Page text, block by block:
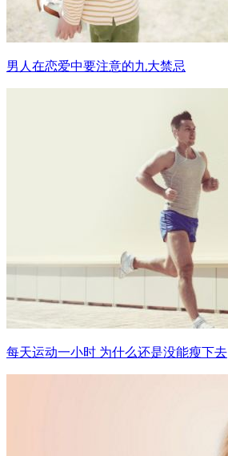
男人在恋爱中要注意的九大禁忌
每天运动一小时 为什么还是没能瘦下去